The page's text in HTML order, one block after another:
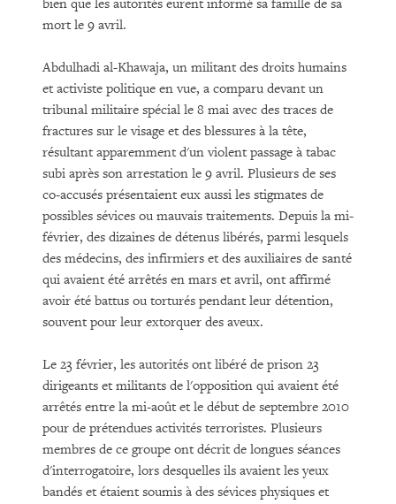
bien que les autorités eurent informé sa famille de sa
mort le 9 avril.
Abdulhadi al-Khawaja, un militant des droits humains
et activiste politique en vue, a comparu devant un
tribunal militaire spécial le 8 mai avec des traces de
fractures sur le visage et des blessures à la tête,
résultant apparemment d'un violent passage à tabac
subi après son arrestation le 9 avril. Plusieurs de ses
co-accusés présentaient eux aussi les stigmates de
possibles sévices ou mauvais traitements. Depuis la mi-
février, des dizaines de détenus libérés, parmi lesquels
des médecins, des infirmiers et des auxiliaires de santé
qui avaient été arrêtés en mars et avril, ont affirmé
avoir été battus ou torturés pendant leur détention,
souvent pour leur extorquer des aveux.
Le 23 février, les autorités ont libéré de prison 23
dirigeants et militants de l'opposition qui avaient été
arrêtés entre la mi-août et le début de septembre 2010
pour de prétendues activités terroristes. Plusieurs
membres de ce groupe ont décrit de longues séances
d'interrogatoire, lors desquelles ils avaient les yeux
bandés et étaient soumis à des sévices physiques et